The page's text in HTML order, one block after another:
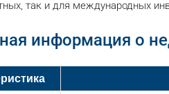
так и для международных
информация о